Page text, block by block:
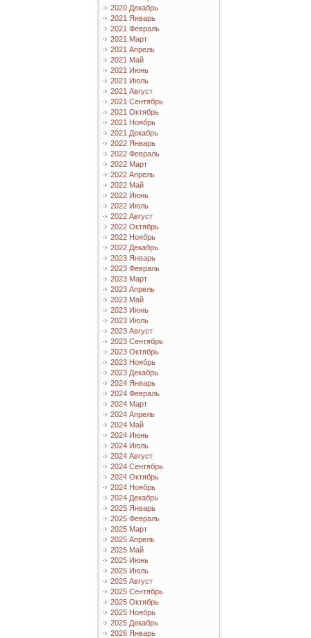
2020 Декабрь
2021 Январь
2021 Февраль
2021 Март
2021 Апрель
2021 Май
2021 Июнь
2021 Июль
2021 Август
2021 Сентябрь
2021 Октябрь
2021 Ноябрь
2021 Декабрь
2022 Январь
2022 Февраль
2022 Март
2022 Апрель
2022 Май
2022 Июнь
2022 Июль
2022 Август
2022 Октябрь
2022 Ноябрь
2022 Декабрь
2023 Январь
2023 Февраль
2023 Март
2023 Апрель
2023 Май
2023 Июнь
2023 Июль
2023 Август
2023 Сентябрь
2023 Октябрь
2023 Ноябрь
2023 Декабрь
2024 Январь
2024 Февраль
2024 Март
2024 Апрель
2024 Май
2024 Июнь
2024 Июль
2024 Август
2024 Сентябрь
2024 Октябрь
2024 Ноябрь
2024 Декабрь
2025 Январь
2025 Февраль
2025 Март
2025 Апрель
2025 Май
2025 Июнь
2025 Июль
2025 Август
2025 Сентябрь
2025 Октябрь
2025 Ноябрь
2025 Декабрь
2026 Январь